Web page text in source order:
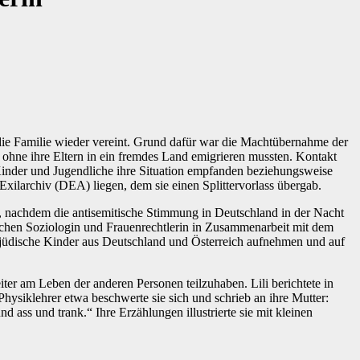
Familie wieder vereint. Grund dafür war die Machtübernahme der
ihre Eltern in ein fremdes Land emigrieren mussten. Kontakt
und Jugendliche ihre Situation empfanden beziehungsweise
(DEA) liegen, dem sie einen Splittervorlass übergab.
die antisemitische Stimmung in Deutschland in der Nacht
Soziologin und Frauenrechtlerin in Zusammenarbeit mit dem
Kinder aus Deutschland und Österreich aufnehmen und auf
am Leben der anderen Personen teilzuhaben. Lili berichtete in
etwa beschwerte sie sich und schrieb an ihre Mutter:
ass und trank.“ Ihre Erzählungen illustrierte sie mit kleinen